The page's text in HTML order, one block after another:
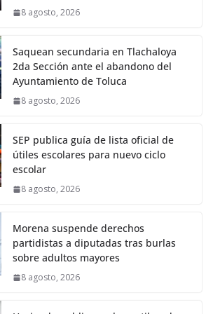
8 agosto, 2026
Saquean secundaria en Tlachaloya
2da Sección ante el abandono del
Ayuntamiento de Toluca
8 agosto, 2026
SEP publica guía de lista oficial de
útiles escolares para nuevo ciclo
escolar
8 agosto, 2026
Morena suspende derechos
partidistas a diputadas tras burlas
sobre adultos mayores
8 agosto, 2026